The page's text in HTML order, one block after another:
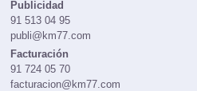
Publicidad
91 513 04 95
publi@km77.com
Facturación
91 724 05 70
facturacion@km77.com